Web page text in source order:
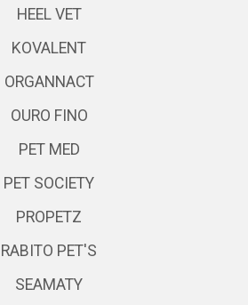
HEEL VET
KOVALENT
ORGANNACT
OURO FINO
PET MED
PET SOCIETY
PROPETZ
RABITO PET'S
SEAMATY